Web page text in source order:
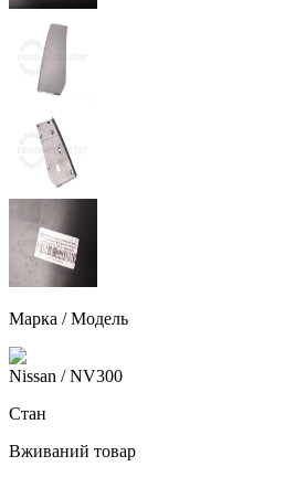
Марка / Модель
Nissan / NV300
Стан
Вживаний товар